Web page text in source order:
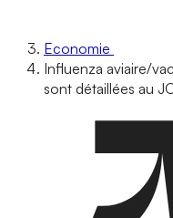
Economie
Influenza aviaire/
sont détaillées au